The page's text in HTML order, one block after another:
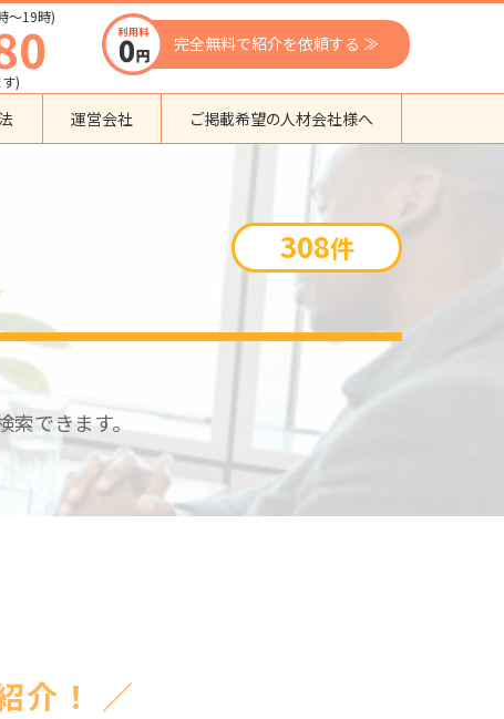
〜19時)
)
完全無料で紹介を依頼する ≫
行政書士事務所
運営会社 ご掲載希望の人材会社様へ
308件
できます。
介！ ／